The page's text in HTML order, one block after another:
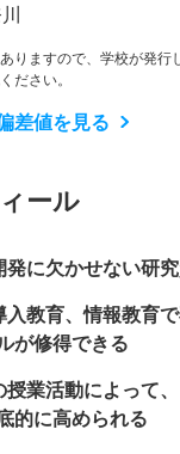
りますので、学校が発行
ださい。
差値を見る
ール
発に欠かせない研
入教育、情報教育
が修得できる
授業活動によって
的に高められる